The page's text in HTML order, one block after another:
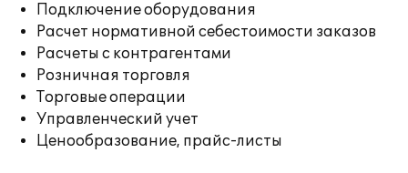
Подключение оборудования
Расчет нормативной себестоимости заказов
Расчеты с контрагентами
Розничная торговля
Торговые операции
Управленческий учет
Ценообразование, прайс-листы